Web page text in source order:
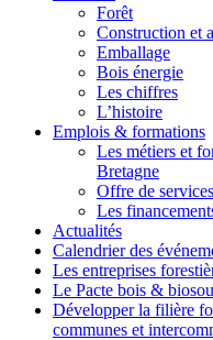
Forêt
Construction et
Emballage
Bois énergie
Les chiffres
L’histoire
Emplois & formations
Les métiers et
Bretagne
Offre de
Les
Actualités
Calendrier des
Les entreprises
Le Pacte bois &
Développer la filière
communes et